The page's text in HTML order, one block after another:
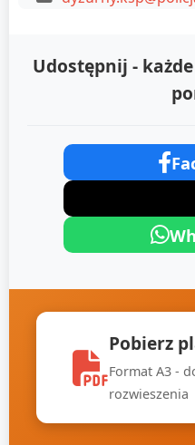
Udostępnij -
Pobierz
Format A3 -
rozwieszenia